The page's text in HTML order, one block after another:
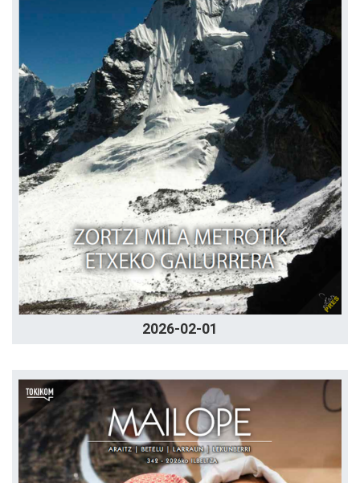
2026-02-01